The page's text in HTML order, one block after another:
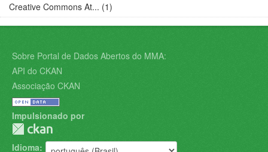
Creative Commons At... (1)
Sobre Portal de Dados Abertos do MMA:
API do CKAN
Associação CKAN
Impulsionado por
Idioma